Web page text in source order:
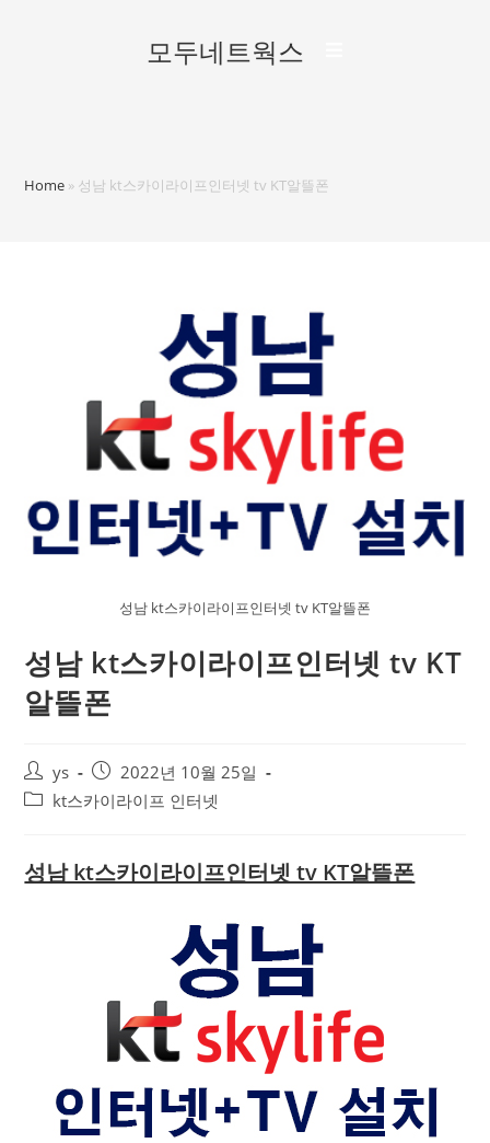
모두네트웍스
Home » 성남 kt스카이라이프인터넷 tv KT알뜰폰
성남 kt스카이라이프인터넷 tv KT알뜰폰
성남 kt스카이라이프인터넷 tv KT
알뜰폰
ys
2022년 10월 25일
kt스카이라이프 인터넷
성남 kt스카이라이프인터넷 tv KT알뜰폰